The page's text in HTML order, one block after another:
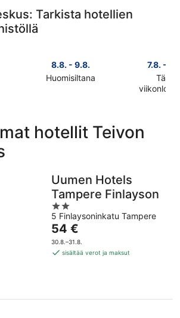
Tarkista hotellien
8.8. - 9.8.
Huomisiltana
kohdetta
Teivon
8.8.
9.8.
7.8. -
Tänä
kohdetta
eli
-
hotellit Teivon
Uumen Hotels
Tampere Finlayson
2
out
of
5
5 Finlaysoninkatu Tampere
Hinta
on
54 €
54 €
30.8.–31.8.
sisältää verot ja maksut